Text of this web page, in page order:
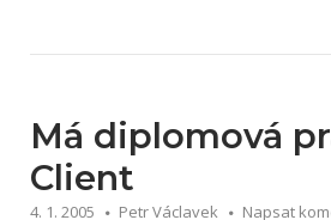
Má diplomová
Client
4. 1. 2005 Petr Václavek Napsat